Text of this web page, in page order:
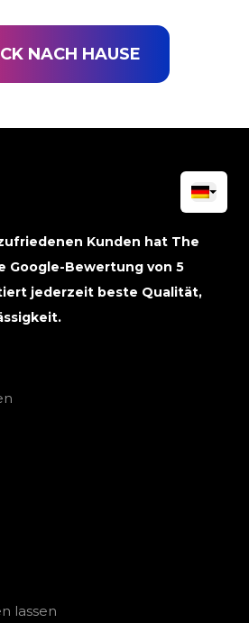
NACH HAUSE
Kunden hat The
Google-Bewertung von 5
jederzeit beste Qualität,
lassen